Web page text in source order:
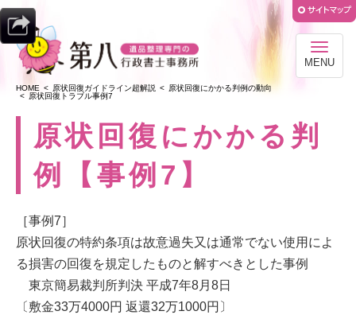
HOME 原状回復ガイドライン超解説
原状回復にかかる判例の動向
原状回復トラブル事例7
MENU
原状回復にかかる判
例【事例7】
［事例7］
原状回復の特約条項は故意過失又は通常でない使用によ
る損害の回復を規定したものと解すべきとした事例
東京簡易裁判所判決 平成7年8月8日
〔敷金33万4000円 返還32万1000円〕